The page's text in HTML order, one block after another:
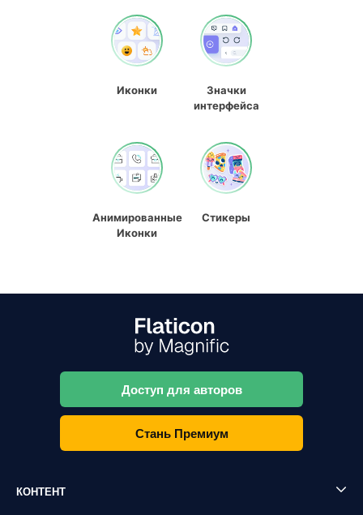
Иконки
Значки
интерфейса
Анимированные
Иконки
Стикеры
Доступ для авторов
Стань Премиум
КОНТЕНТ